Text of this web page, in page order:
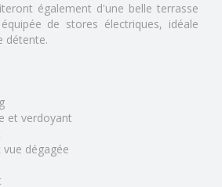
également d'une belle terrasse
de stores électriques, idéale
détente.
et verdoyant
dégagée